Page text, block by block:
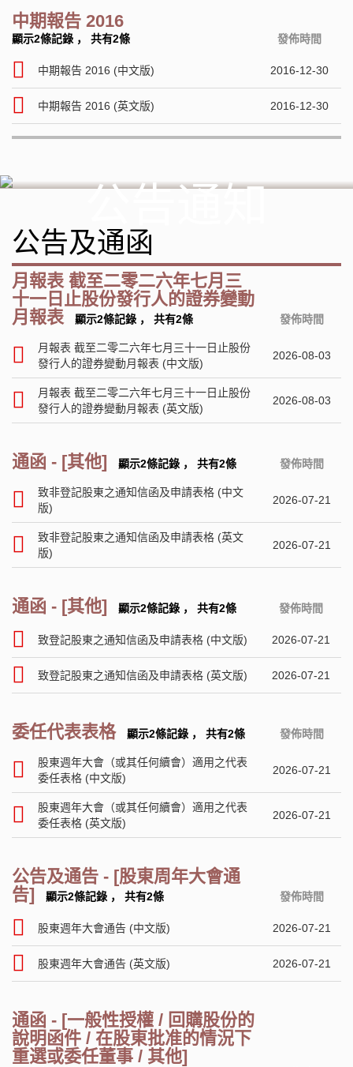
中期報告 2016
顯示2條記錄 ， 共有2條 發佈時間
中期報告 2016 (中文版) 2016-12-30
中期報告 2016 (英文版) 2016-12-30
公告通知
公告及通函
月報表 截至二零二六年七月三
十一日止股份發行人的證券變動
月報表
顯示2條記錄 ， 共有2條 發佈時間
月報表 截至二零二六年七月三十一日止股份
發行人的證券變動月報表 (中文版)
2026-08-03
月報表 截至二零二六年七月三十一日止股份
發行人的證券變動月報表 (英文版)
2026-08-03
通函 - [其他] 顯示2條記錄 ， 共有2條 發佈時間
致非登記股東之通知信函及申請表格 (中文
版)
2026-07-21
致非登記股東之通知信函及申請表格 (英文
版)
2026-07-21
通函 - [其他] 顯示2條記錄 ， 共有2條 發佈時間
致登記股東之通知信函及申請表格 (中文版) 2026-07-21
致登記股東之通知信函及申請表格 (英文版) 2026-07-21
委任代表表格 顯示2條記錄 ， 共有2條 發佈時間
股東週年大會（或其任何續會）適用之代表
委任表格 (中文版)
2026-07-21
股東週年大會（或其任何續會）適用之代表
委任表格 (英文版)
2026-07-21
公告及通告 - [股東周年大會通
告]
顯示2條記錄 ， 共有2條 發佈時間
股東週年大會通告 (中文版) 2026-07-21
股東週年大會通告 (英文版) 2026-07-21
通函 - [一般性授權 / 回購股份的
說明函件 / 在股東批准的情況下
重選或委任董事 / 其他]